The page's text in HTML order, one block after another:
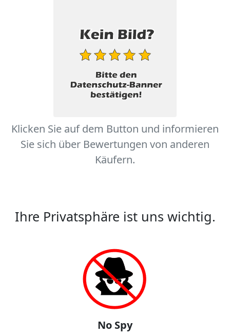
Klicken Sie auf dem Button und informieren
Sie sich über Bewertungen von anderen
Käufern.
Ihre Privatsphäre ist uns wichtig.
No Spy